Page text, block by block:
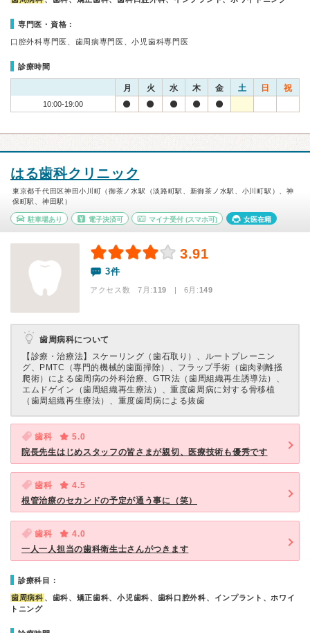
専門医・資格：
口腔外科専門医、歯周病専門医、小児歯科専門医
診療時間
月 火 水 木 金 土 日 祝
10:00-19:00
はる歯科クリニック
東京都千代田区神田小川町（御茶ノ水駅（淡路町駅、新御茶ノ水駅、小川町駅）、神
保町駅、神田駅）
駐車場あり 電子決済可 マイナ受付 (スマホ可) 女医在籍
3.91
3件
アクセス数 7月:119 | 6月:149
歯周病科について
【診療・治療法】 スケーリング（歯石取り）、ルートプレーニン
グ、PMTC（専門的機械的歯面掃除）、フラップ手術（歯肉剥離掻
爬術）による歯周病の外科治療、GTR法（歯周組織再生誘導法）、
エムドゲイン（歯周組織再生療法）、重度歯周病に対する骨移植
（歯周組織再生療法）、重度歯周病による抜歯
歯科
5.0
院長先生はじめスタッフの皆さまが親切、医療技術も優秀です
歯科
4.5
根管治療のセカンドの予定が通う事に（笑）
歯科
4.0
一人一人担当の歯科衛生士さんがつきます
診療科目：
歯周病科 、歯科、矯正歯科、小児歯科、歯科口腔外科、インプラント、ホワイ
トニング